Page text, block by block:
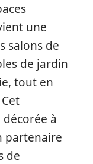
une
salons de
de jardin
tout en
à
partenaire
de